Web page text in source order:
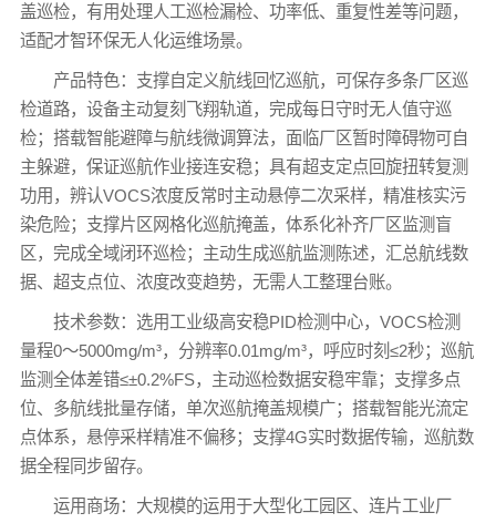
盖巡检，有用处理人工巡检漏检、功率低、重复性差等问题，
适配才智环保无人化运维场景。
产品特色：支撑自定义航线回忆巡航，可保存多条厂区巡
检道路，设备主动复刻飞翔轨道，完成每日守时无人值守巡
检；搭载智能避障与航线微调算法，面临厂区暂时障碍物可自
主躲避，保证巡航作业接连安稳；具有超支定点回旋扭转复测
功用，辨认VOCS浓度反常时主动悬停二次采样，精准核实污
染危险；支撑片区网格化巡航掩盖，体系化补齐厂区监测盲
区，完成全域闭环巡检；主动生成巡航监测陈述，汇总航线数
据、超支点位、浓度改变趋势，无需人工整理台账。
技术参数：选用工业级高安稳PID检测中心，VOCS检测
量程0～5000mg/m³，分辨率0.01mg/m³，呼应时刻≤2秒；巡航
监测全体差错≤±0.2%FS，主动巡检数据安稳牢靠；支撑多点
位、多航线批量存储，单次巡航掩盖规模广；搭载智能光流定
点体系，悬停采样精准不偏移；支撑4G实时数据传输，巡航数
据全程同步留存。
运用商场：大规模的运用于大型化工园区、连片工业厂